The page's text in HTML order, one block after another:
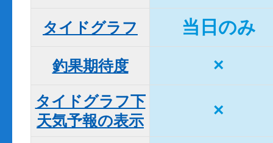
タイドグラフ 当日のみ
釣果期待度 ×
タイドグラフ下
天気予報の表示
×